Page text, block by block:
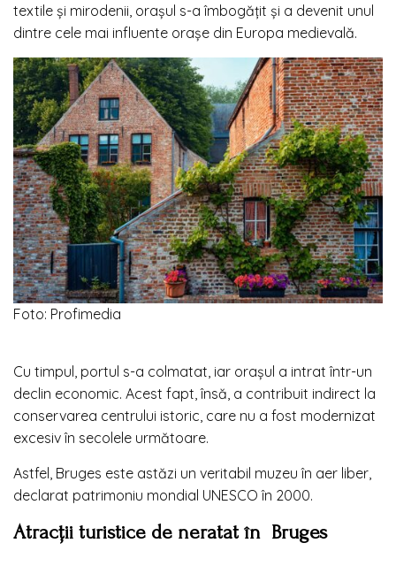
textile și mirodenii, orașul s-a îmbogățit și a devenit unul
dintre cele mai influente orașe din Europa medievală.
Foto: Profimedia
Cu timpul, portul s-a colmatat, iar orașul a intrat într-un
declin economic. Acest fapt, însă, a contribuit indirect la
conservarea centrului istoric, care nu a fost modernizat
excesiv în secolele următoare.
Astfel, Bruges este astăzi un veritabil muzeu în aer liber,
declarat patrimoniu mondial UNESCO în 2000.
Atracții turistice de neratat în Bruges